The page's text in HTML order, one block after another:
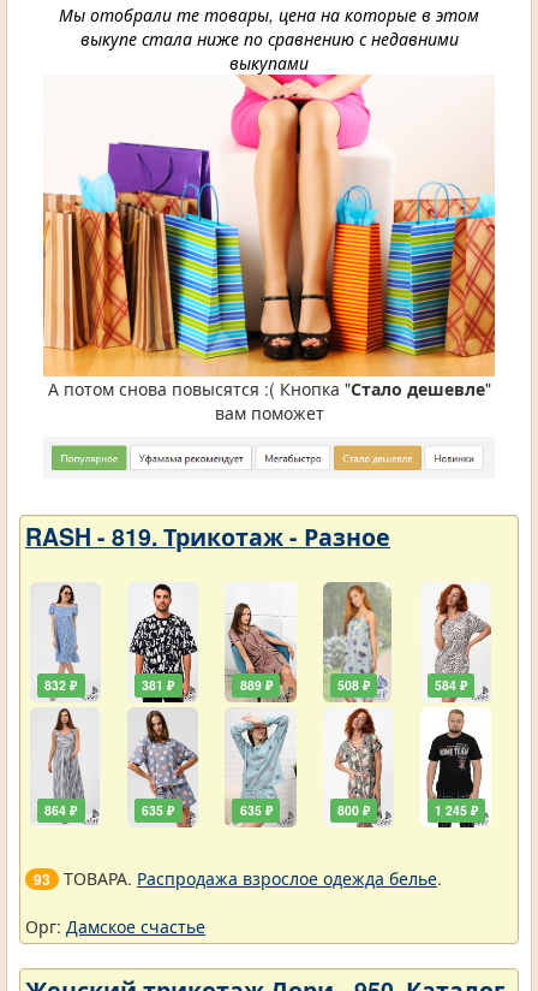
Мы отобрали те товары, цена на которые в этом
выкупе стала ниже по сравнению с недавними
выкупами
А потом снова повысятся :( Кнопка "Стало дешевле"
вам поможет
RASH - 819. Трикотаж - Разное
832 ₽
864 ₽
381 ₽
635 ₽
889 ₽
635 ₽
508 ₽
800 ₽
584 ₽
1 245 ₽
93 ТОВАРА. Распродажа взрослое одежда белье.
Орг: Дамское счастье